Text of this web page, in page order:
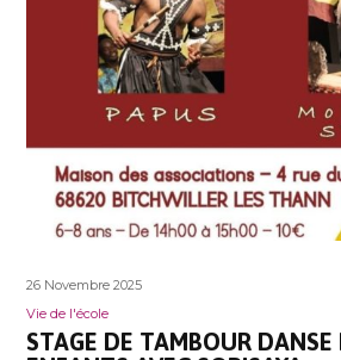
26 Novembre 2025
Vie de l'école
STAGE DE TAMBOUR DANSE